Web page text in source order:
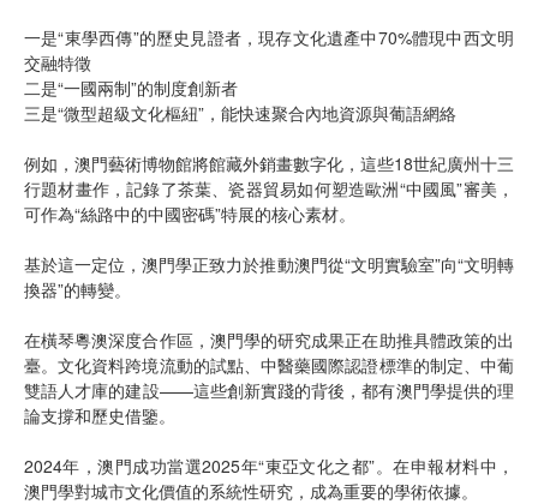
一是“東學西傳”的歷史見證者，現存文化遺產中70%體現中西文明
交融特徵
二是“一國兩制”的制度創新者
三是“微型超級文化樞紐”，能快速聚合內地資源與葡語網絡
例如，澳門藝術博物館將館藏外銷畫數字化，這些18世紀廣州十三
行題材畫作，記錄了茶葉、瓷器貿易如何塑造歐洲“中國風”審美，
可作為“絲路中的中國密碼”特展的核心素材。
基於這一定位，澳門學正致力於推動澳門從“文明實驗室”向“文明轉
換器”的轉變。
在橫琴粵澳深度合作區，澳門學的研究成果正在助推具體政策的出
臺。文化資料跨境流動的試點、中醫藥國際認證標準的制定、中葡
雙語人才庫的建設——這些創新實踐的背後，都有澳門學提供的理
論支撐和歷史借鑒。
2024年，澳門成功當選2025年“東亞文化之都”。在申報材料中，
澳門學對城市文化價值的系統性研究，成為重要的學術依據。